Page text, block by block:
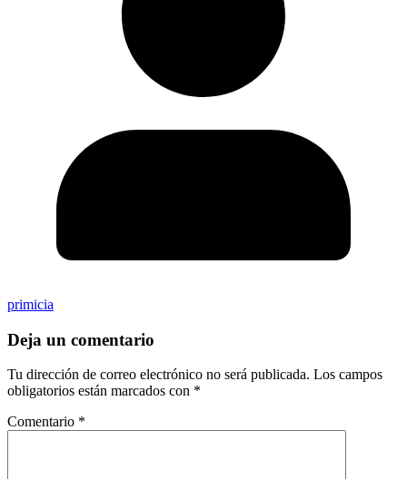
primicia
Deja un comentario
Tu dirección de correo electrónico no será publicada. Los campos
obligatorios están marcados con *
Comentario *